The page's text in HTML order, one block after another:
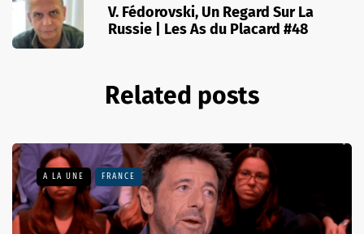
V. Fédorovski, Un Regard Sur La
Russie | Les As du Placard #48
Related posts
A LA UNE FRANCE